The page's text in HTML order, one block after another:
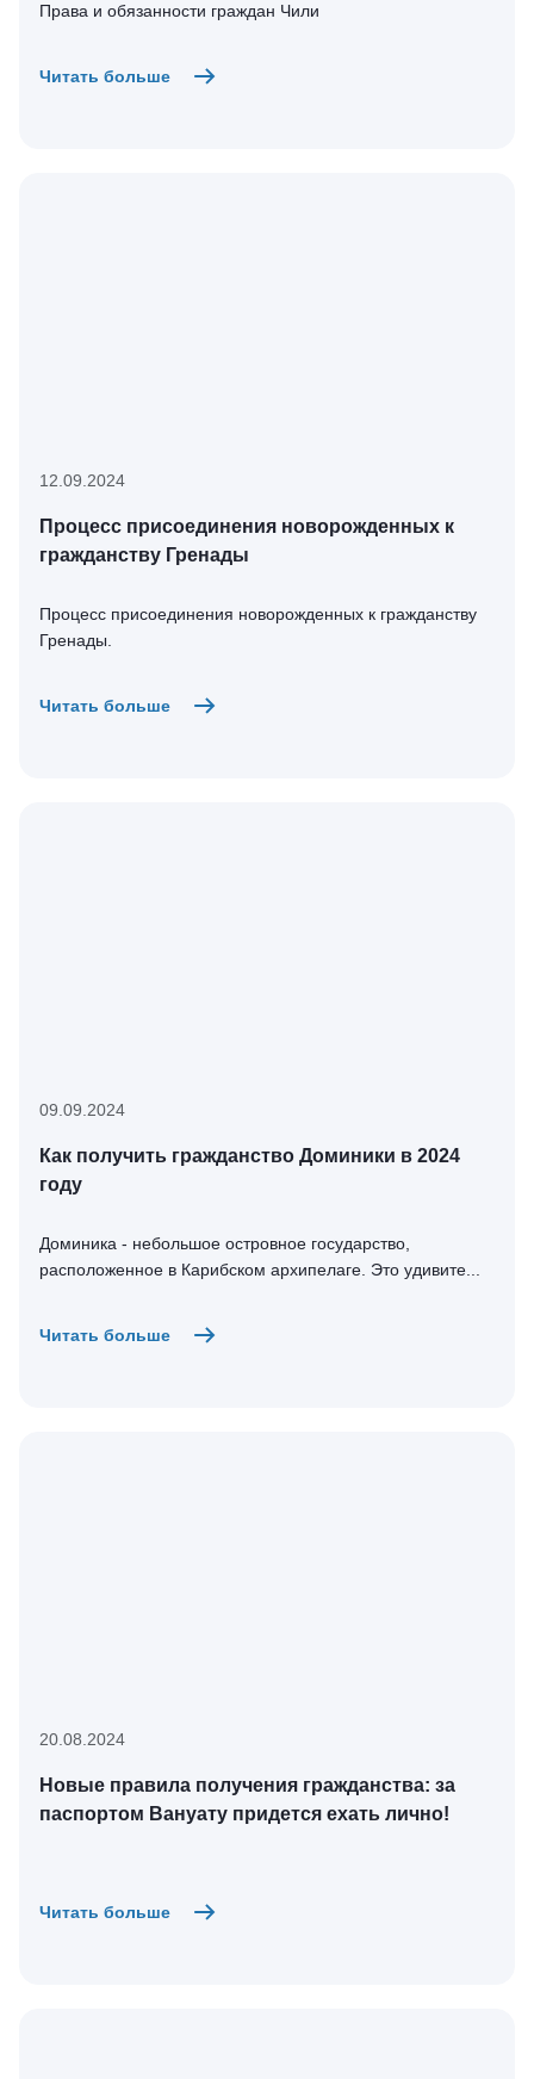
Права и обязанности граждан Чили
Читать больше
12.09.2024
Процесс присоединения новорожденных к
гражданству Гренады
Процесс присоединения новорожденных к гражданству
Гренады.
Читать больше
09.09.2024
Как получить гражданство Доминики в 2024
году
Доминика - небольшое островное государство,
расположенное в Карибском архипелаге. Это удивите...
Читать больше
20.08.2024
Новые правила получения гражданства: за
паспортом Вануату придется ехать лично!
Читать больше